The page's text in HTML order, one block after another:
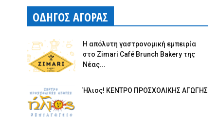
ΟΔΗΓΟΣ ΑΓΟΡΑΣ
Η απόλυτη γαστρονομική εμπειρία
στο Zimari Café Brunch Bakery της
Νέας...
Ήλιος! ΚΕΝΤΡΟ ΠΡΟΣΧΟΛΙΚΗΣ ΑΓΩΓΗΣ